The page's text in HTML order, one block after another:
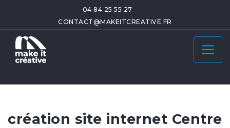
04 84 25 55 27
CONTACT@MAKEITCREATIVE.FR
création site internet Centre